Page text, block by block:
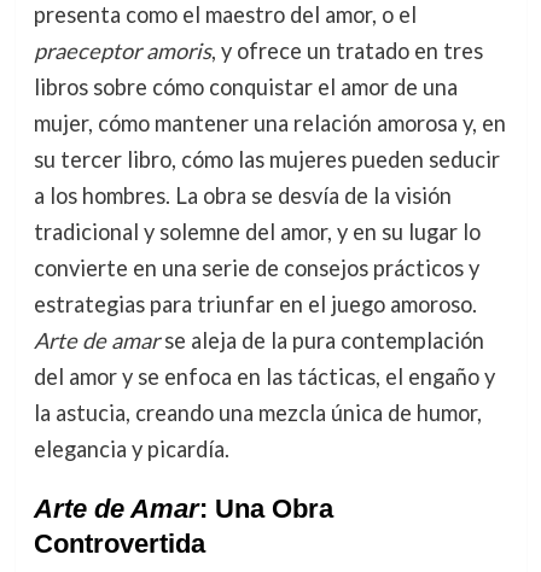
presenta como el maestro del amor, o el
praeceptor amoris, y ofrece un tratado en tres
libros sobre cómo conquistar el amor de una
mujer, cómo mantener una relación amorosa y, en
su tercer libro, cómo las mujeres pueden seducir
a los hombres. La obra se desvía de la visión
tradicional y solemne del amor, y en su lugar lo
convierte en una serie de consejos prácticos y
estrategias para triunfar en el juego amoroso.
Arte de amarse aleja de la pura contemplación
del amor y se enfoca en las tácticas, el engaño y
la astucia, creando una mezcla única de humor,
elegancia y picardía.
Arte de Amar: Una Obra
Controvertida